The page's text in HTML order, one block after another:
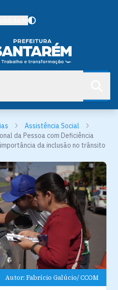
Assistência Social
da Pessoa com Deficiência
da inclusão no trânsito
Autor: Fabrício Galúcio/ CCOM